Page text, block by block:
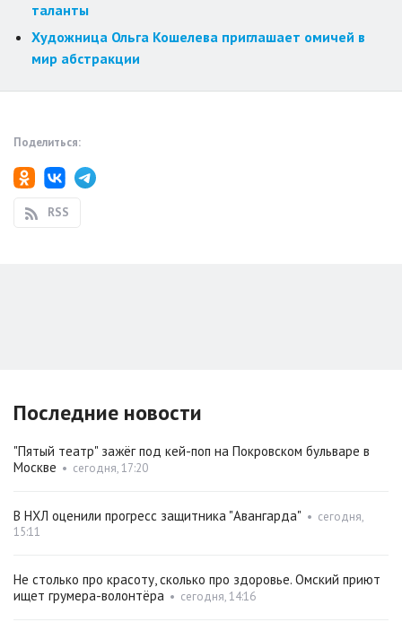
таланты
Художница Ольга Кошелева приглашает омичей в
мир абстракции
Поделиться:
RSS
Последние новости
"Пятый театр" зажёг под кей-поп на Покровском бульваре в
Москве • сегодня, 17:20
В НХЛ оценили прогресс защитника "Авангарда" • сегодня,
15:11
Не столько про красоту, сколько про здоровье. Омский приют
ищет грумера-волонтёра • сегодня, 14:16